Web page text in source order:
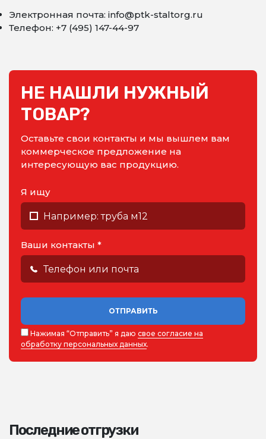
Электронная почта: info@ptk-staltorg.ru
Телефон: +7 (495) 147-44-97
НЕ НАШЛИ НУЖНЫЙ
ТОВАР?
Оставьте свои контакты и мы вышлем вам
коммерческое предложение на
интересующую вас продукцию.
Я ищу
Ваши контакты *
ОТПРАВИТЬ
Нажимая “Отправить” я даю свое согласие на
обработку персональных данных.
Последние отгрузки